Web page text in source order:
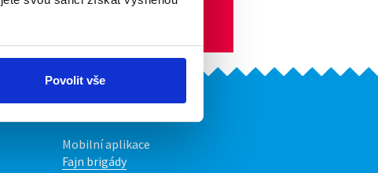
Povolit vše
Mobilní aplikace
Fajn brigády